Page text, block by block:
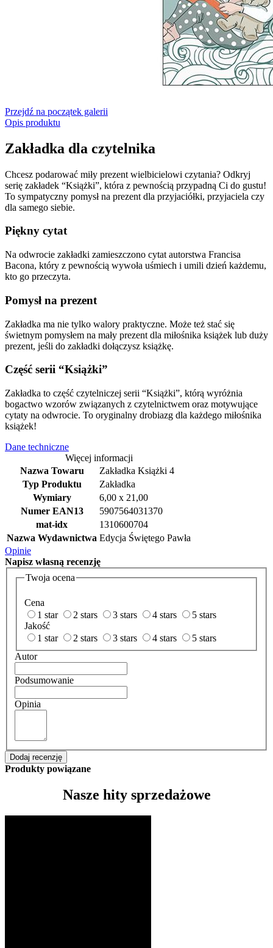
Przejdź na początek galerii
Opis produktu
Zakładka dla czytelnika
Chcesz podarować miły prezent wielbicielowi czytania? Odkryj
serię zakładek “Książki”, która z pewnością przypadną Ci do gustu!
To sympatyczny pomysł na prezent dla przyjaciółki, przyjaciela czy
dla samego siebie.
Piękny cytat
Na odwrocie zakładki zamieszczono cytat autorstwa Francisa
Bacona, który z pewnością wywoła uśmiech i umili dzień każdemu,
kto go przeczyta.
Pomysł na prezent
Zakładka ma nie tylko walory praktyczne. Może też stać się
świetnym pomysłem na mały prezent dla miłośnika książek lub duży
prezent, jeśli do zakładki dołączysz książkę.
Część serii “Książki”
Zakładka to część czytelniczej serii “Książki”, którą wyróżnia
bogactwo wzorów związanych z czytelnictwem oraz motywujące
cytaty na odwrocie. To oryginalny drobiazg dla każdego miłośnika
książek!
Dane techniczne
Więcej informacji
Nazwa Towaru
Zakładka Książki 4
Typ Produktu
Zakładka
Wymiary
6,00 x 21,00
Numer EAN13
5907564031370
mat-idx
1310600704
Nazwa Wydawnictwa Edycja Świętego Pawła
Opinie
Napisz własną recenzję
Twoja ocena
Cena
1 star
2 stars 3 stars 4 stars
5 stars
Jakość
1 star
2 stars 3 stars 4 stars
5 stars
Autor
Podsumowanie
Opinia
Dodaj recenzję
Produkty powiązane
Nasze hity sprzedażowe